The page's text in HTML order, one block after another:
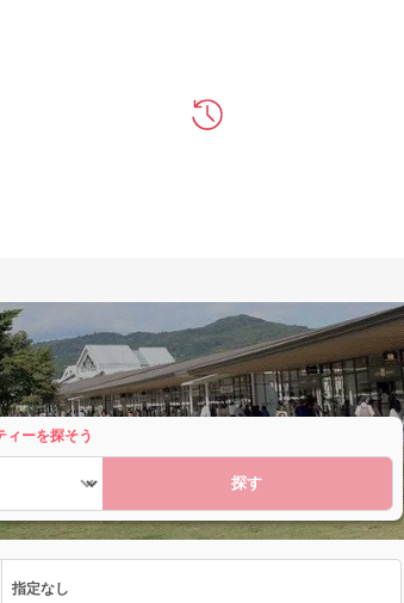
ィーを探そう
探す
指定なし